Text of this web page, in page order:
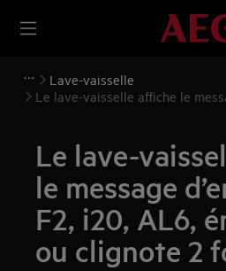
Lave-vaisselle
Le lave-vaisselle affiche le
Le lave-
le message
F2, i20, AL6,
ou clignote 2